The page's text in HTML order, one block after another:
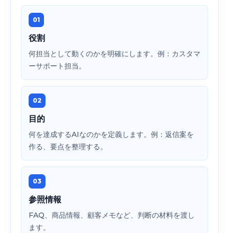
01
役割
何担当として動くのかを明確にします。例：カスタマ
ーサポート担当。
02
目的
何を達成するAIなのかを定義します。例：返信案を
作る、要点を整理する。
03
参照情報
FAQ、商品情報、顧客メモなど、判断の材料を渡し
ます。